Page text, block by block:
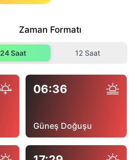
Zaman Formatı
24 Saat 12 Saat
06:36
Güneş Doğuşu